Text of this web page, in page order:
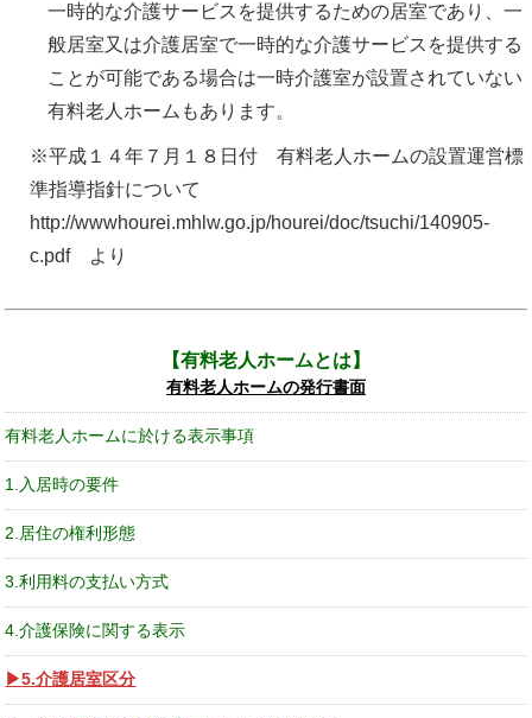
一時的な介護サービスを提供するための居室であり、一
般居室又は介護居室で一時的な介護サービスを提供する
ことが可能である場合は一時介護室が設置されていない
有料老人ホームもあります。
※平成１４年７月１８日付 有料老人ホームの設置運営標
準指導指針について
http://wwwhourei.mhlw.go.jp/hourei/doc/tsuchi/140905-
c.pdf より
有料老人ホームとは
有料老人ホームの発行書面
有料老人ホームに於ける表示事項
1.入居時の要件
2.居住の権利形態
3.利用料の支払い方式
4.介護保険に関する表示
5.介護居室区分